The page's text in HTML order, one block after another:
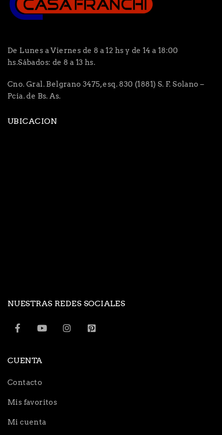
De Lunes a Viernes de 8 a 12 hs y de 14 a 18:00
hs.Sábados: de 8 a 13 hs.
Cno. Gral. Belgrano 3475, esq. 830 (1881) S. F. Solano –
Pcia. de Bs. As.
UBICACION
NUESTRAS REDES SOCIALES
CUENTA
Contacto
Mis favoritos
Mi cuenta